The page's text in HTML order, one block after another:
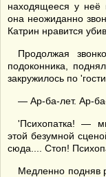
находящееся у неё
она неожиданно
Катрин нравится
Продолжая
подоконника,
закружилось по
— Ар-ба-лет. Ар-
'Психопатка! —
этой безумной
сюда.... Стоп!
Медленно подняв